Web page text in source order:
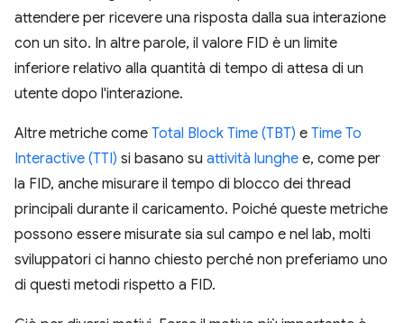
attendere per ricevere una risposta dalla sua interazione
con un sito. In altre parole, il valore FID è un limite
inferiore relativo alla quantità di tempo di attesa di un
utente dopo l'interazione.
Altre metriche come Total Block Time (TBT) e Time To
Interactive (TTI) si basano su attività lunghe e, come per
la FID, anche misurare il tempo di blocco dei thread
principali durante il caricamento. Poiché queste metriche
possono essere misurate sia sul campo e nel lab, molti
sviluppatori ci hanno chiesto perché non preferiamo uno
di questi metodi rispetto a FID.